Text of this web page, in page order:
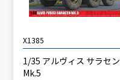
X1385
1/35 アルヴィス サラセン
Mk.5